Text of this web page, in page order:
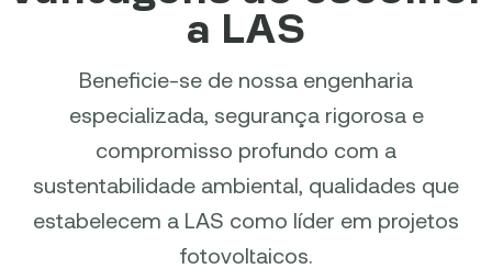
a LAS
Beneficie-se de nossa engenharia
especializada, segurança rigorosa e
compromisso profundo com a
sustentabilidade ambiental, qualidades que
estabelecem a LAS como líder em projetos
fotovoltaicos.